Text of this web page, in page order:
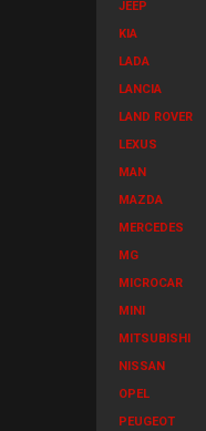
JEEP
KIA
LADA
LANCIA
LAND ROVER
LEXUS
MAN
MAZDA
MERCEDES
MG
MICROCAR
MINI
MITSUBISHI
NISSAN
OPEL
PEUGEOT